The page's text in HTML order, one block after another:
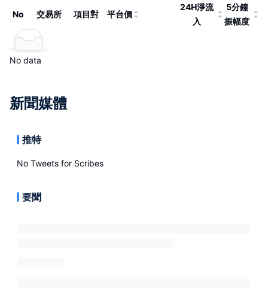
No 交易所 項目對 平台價
24H淨流
入
5分鐘
振幅度
No data
新聞媒體
推特
No Tweets for Scribes
要聞